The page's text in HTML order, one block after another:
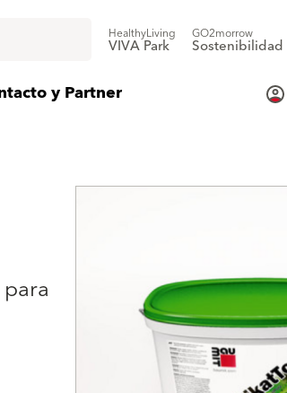
HealthyLiving
VIVA Park
GO2morrow
Sostenibilidad
y Partner